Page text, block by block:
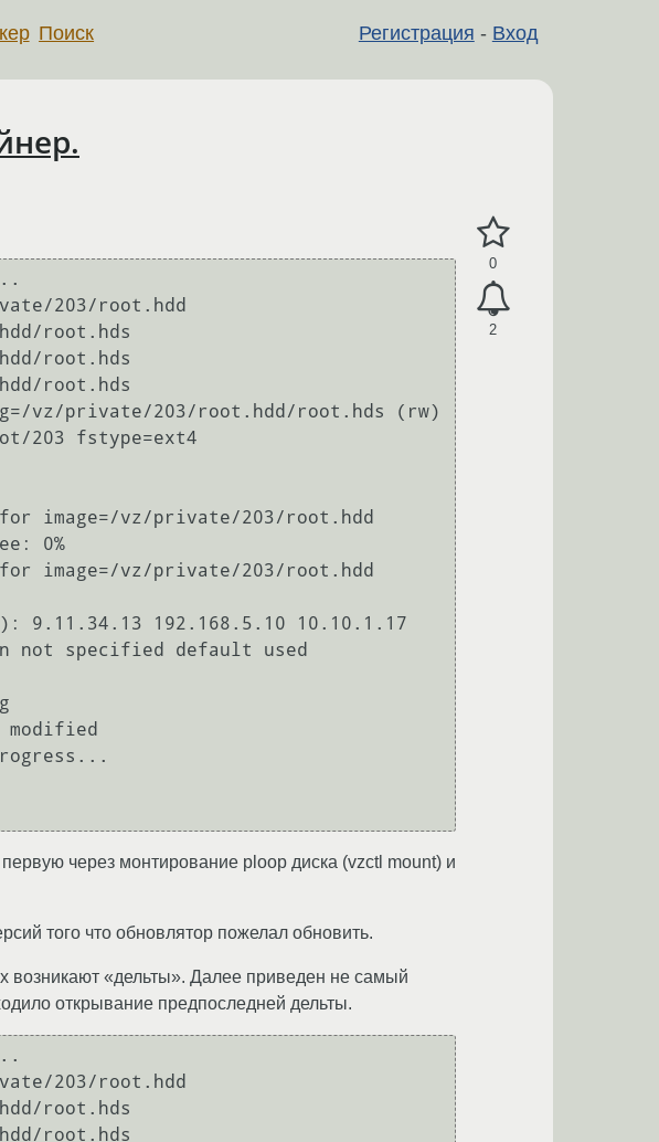
Регистрация - Вход
Поиск
0
2
203/root.hdd
root.hds
root.hds
root.hds
vz/private/203/root.hdd/root.hds (rw)
203 fstype=ext4
image=/vz/private/203/root.hdd
0%
image=/vz/private/203/root.hdd
9.11.34.13 192.168.5.10 10.10.1.17
not specified default used
через монтирование ploop диска (vzctl mount) и
того что обновлятор пожелал обновить.
возникают «дельты». Далее приведен не самый
открывание предпоследней дельты.
203/root.hdd
root.hds
root.hds